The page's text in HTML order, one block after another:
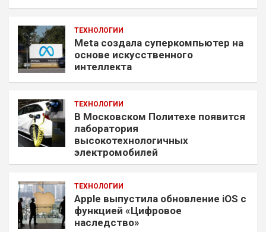
ТЕХНОЛОГИИ
Meta создала суперкомпьютер на
основе искусственного
интеллекта
ТЕХНОЛОГИИ
В Московском Политехе появится
лаборатория
высокотехнологичных
электромобилей
ТЕХНОЛОГИИ
Apple выпустила обновление iOS с
функцией «Цифровое
наследство»